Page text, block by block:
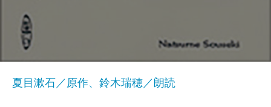
夏目漱石／原作、鈴木瑞穂／朗読